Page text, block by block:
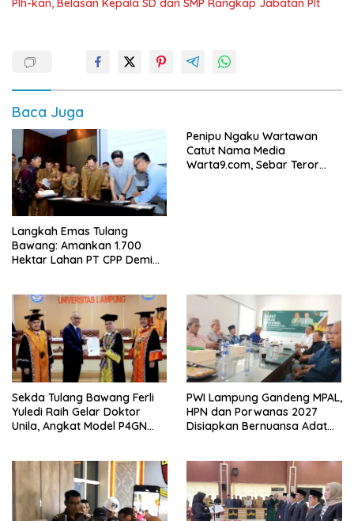
Plh-kan, Belasan Kepala SD dan SMP Rangkap Jabatan Plt
Baca Juga
Langkah Emas Tulang
Bawang: Amankan 1.700
Hektar Lahan PT CPP Demi
Penipu Ngaku Wartawan
Catut Nama Media
Warta9.com, Sebar Teror
Sekda Tulang Bawang Ferli
Yuledi Raih Gelar Doktor
Unila, Angkat Model P4GN
PWI Lampung Gandeng MPAL,
HPN dan Porwanas 2027
Disiapkan Bernuansa Adat